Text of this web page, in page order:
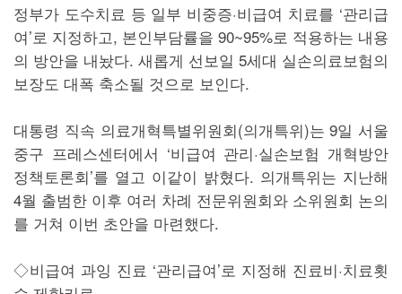
정부가 도수치료 등 일부 비중증·비급여 치료를 ‘관리급
여’로 지정하고, 본인부담률을 90~95%로 적용하는 내용
의 방안을 내놨다. 새롭게 선보일 5세대 실손의료보험의
보장도 대폭 축소될 것으로 보인다.
대통령 직속 의료개혁특별위원회(의개특위)는 9일 서울
중구 프레스센터에서 ‘비급여 관리·실손보험 개혁방안
정책토론회’를 열고 이같이 밝혔다. 의개특위는 지난해
4월 출범한 이후 여러 차례 전문위원회와 소위원회 논의
를 거쳐 이번 초안을 마련했다.
◇비급여 과잉 진료 ‘관리급여’로 지정해 진료비·치료횟